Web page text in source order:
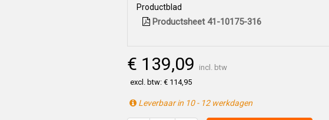
Productblad
Productsheet 41-10175-316
€ 139,09
incl. btw
excl. btw: € 114,95
Leverbaar in 10 - 12 werkdagen